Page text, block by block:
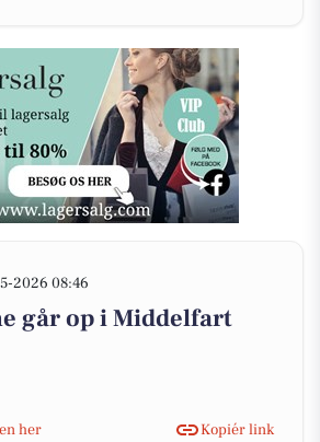
2026 08:46
går op i Middelfart
her
Kopiér link